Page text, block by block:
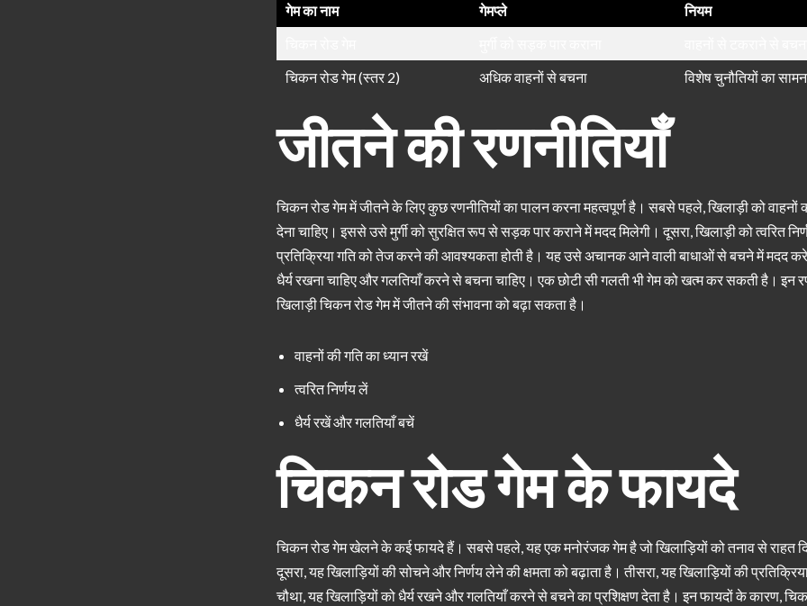
गेम का नाम गेमप्ले
नियम
चिकन रोड गेम (स्तर 2)
अधिक वाहनों से बचना विशेष चुनौतियों का
जीतने की रणनीतियाँ
चिकन रोड गेम में जीतने के लिए कुछ रणनीतियों का पालन करना महत्वपूर्ण है। सबसे पहले, खिलाड़ी को वाहनों
देना चाहिए। इससे उसे मुर्गी को सुरक्षित रूप से सड़क पार कराने में मदद मिलेगी। दूसरा, खिलाड़ी को त्वरित
प्रतिक्रिया गति को तेज करने की आवश्यकता होती है। यह उसे अचानक आने वाली बाधाओं से बचने में मदद
धैर्य रखना चाहिए और गलतियाँ करने से बचना चाहिए। एक छोटी सी गलती भी गेम को खत्म कर सकती है। इन
खिलाड़ी चिकन रोड गेम में जीतने की संभावना को बढ़ा सकता है।
वाहनों की गति का ध्यान रखें
त्वरित निर्णय लें
धैर्य रखें और गलतियाँ बचें
चिकन रोड गेम के फायदे
चिकन रोड गेम खेलने के कई फायदे हैं। सबसे पहले, यह एक मनोरंजक गेम है जो खिलाड़ियों को तनाव से राहत
दूसरा, यह खिलाड़ियों की सोचने और निर्णय लेने की क्षमता को बढ़ाता है। तीसरा, यह खिलाड़ियों की
चौथा, यह खिलाड़ियों को धैर्य रखने और गलतियाँ करने से बचने का प्रशिक्षण देता है। इन फायदों के कारण,